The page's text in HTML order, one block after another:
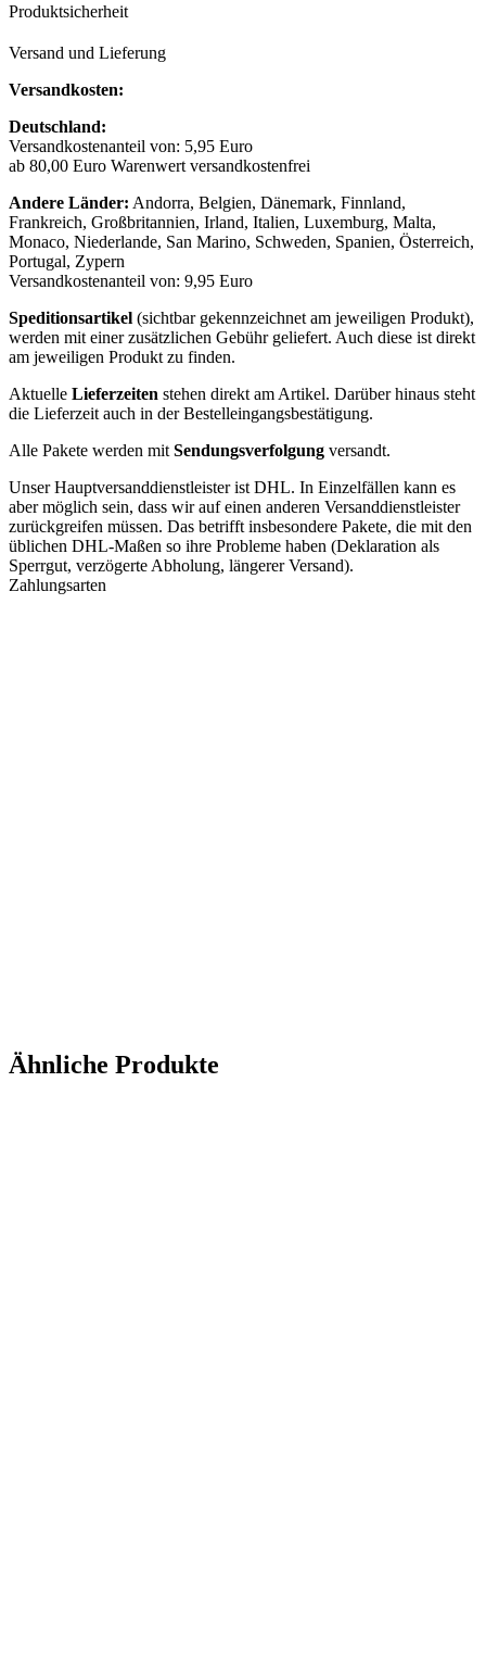
Produktsicherheit
Versand und Lieferung
Versandkosten:
Deutschland:
Versandkostenanteil von: 5,95 Euro
ab 80,00 Euro Warenwert versandkostenfrei
Andere Länder: Andorra, Belgien, Dänemark, Finnland,
Frankreich, Großbritannien, Irland, Italien, Luxemburg, Malta,
Monaco, Niederlande, San Marino, Schweden, Spanien, Österreich,
Portugal, Zypern
Versandkostenanteil von: 9,95 Euro
Speditionsartikel (sichtbar gekennzeichnet am jeweiligen Produkt),
werden mit einer zusätzlichen Gebühr geliefert. Auch diese ist direkt
am jeweiligen Produkt zu finden.
Aktuelle Lieferzeiten stehen direkt am Artikel. Darüber hinaus steht
die Lieferzeit auch in der Bestelleingangsbestätigung.
Alle Pakete werden mit Sendungsverfolgung versandt.
Unser Hauptversanddienstleister ist DHL. In Einzelfällen kann es
aber möglich sein, dass wir auf einen anderen Versanddienstleister
zurückgreifen müssen. Das betrifft insbesondere Pakete, die mit den
üblichen DHL-Maßen so ihre Probleme haben (Deklaration als
Sperrgut, verzögerte Abholung, längerer Versand).
Zahlungsarten
Ähnliche Produkte